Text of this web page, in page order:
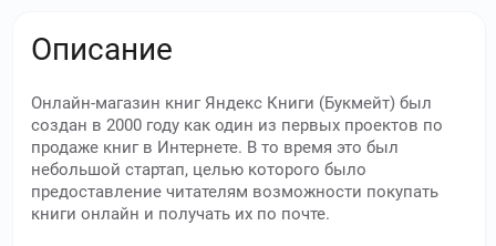
Описание
Онлайн-магазин книг Яндекс Книги (Букмейт) был
создан в 2000 году как один из первых проектов по
продаже книг в Интернете. В то время это был
небольшой стартап, целью которого было
предоставление читателям возможности покупать
книги онлайн и получать их по почте.